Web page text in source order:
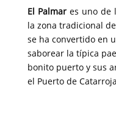
El Palmares uno de
la zona tradicional
se ha convertido en
saborear la típica
bonito puerto y sus
el Puerto de